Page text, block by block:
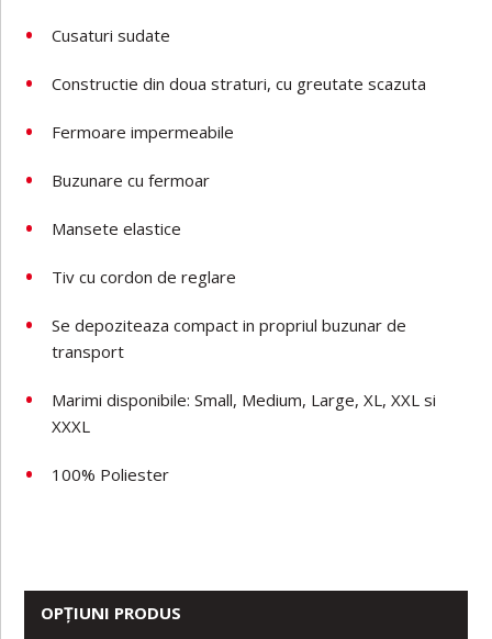
Cusaturi sudate
Constructie din doua straturi, cu greutate scazuta
Fermoare impermeabile
Buzunare cu fermoar
Mansete elastice
Tiv cu cordon de reglare
Se depoziteaza compact in propriul buzunar de
transport
Marimi disponibile: Small, Medium, Large, XL, XXL si
XXXL
100% Poliester
OPȚIUNI PRODUS